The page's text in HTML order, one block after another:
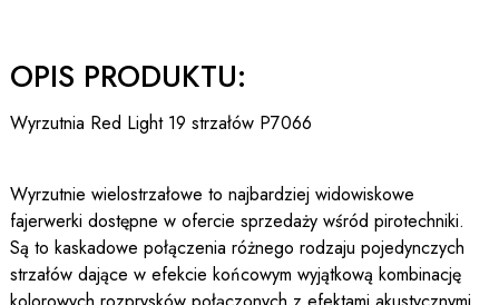
OPIS PRODUKTU:
Wyrzutnia Red Light 19 strzałów P7066
Wyrzutnie wielostrzałowe to najbardziej widowiskowe
fajerwerki dostępne w ofercie sprzedaży wśród pirotechniki.
Są to kaskadowe połączenia różnego rodzaju pojedynczych
strzałów dające w efekcie końcowym wyjątkową kombinację